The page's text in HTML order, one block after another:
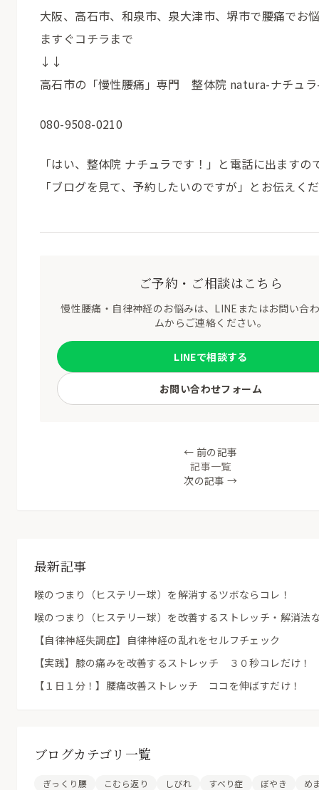
大阪、高石市、和泉市、泉大津市、堺市で腰痛でお
ますぐコチラまで
↓↓
高石市の「慢性腰痛」専門 整体院 natura-ナチュ
080-9508-0210
「はい、整体院 ナチュラです！」と電話に出ますの
「ブログを見て、予約したいのですが」とお伝えく
ご予約・ご相談はこちら
慢性腰痛・自律神経のお悩みは、LINEまたはお問い合
ムからご連絡ください。
LINEで相談する
お問い合わせフォーム
← 前の記事
記事一覧
次の記事 →
最新記事
喉のつまり（ヒステリー球）を解消するツボならコレ！
喉のつまり（ヒステリー球）を改善するストレッチ・解消法
【自律神経失調症】自律神経の乱れをセルフチェック
【実践】膝の痛みを改善するストレッチ ３０秒コレだけ！
【１日１分！】腰痛改善ストレッチ ココを伸ばすだけ！
ブログカテゴリ一覧
ぎっくり腰 こむら返り しびれ すべり症 ぼやき
め